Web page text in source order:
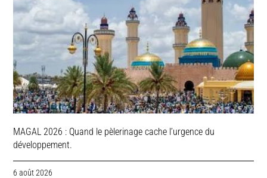
MAGAL 2026 : Quand le pèlerinage cache l’urgence du
développement.
6 août 2026